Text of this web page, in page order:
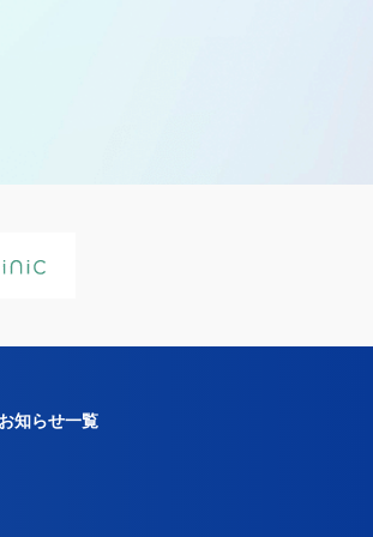
お知らせ一覧